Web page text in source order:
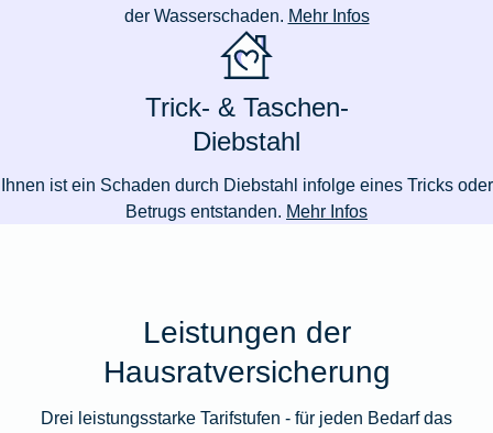
der Wasserschaden. Mehr Infos
Trick- & Taschen-
Diebstahl
Ihnen ist ein Schaden durch Diebstahl infolge eines Tricks oder
Betrugs entstanden. Mehr Infos
Leistungen der
Hausratversicherung
Drei leistungsstarke Tarifstufen - für jeden Bedarf das